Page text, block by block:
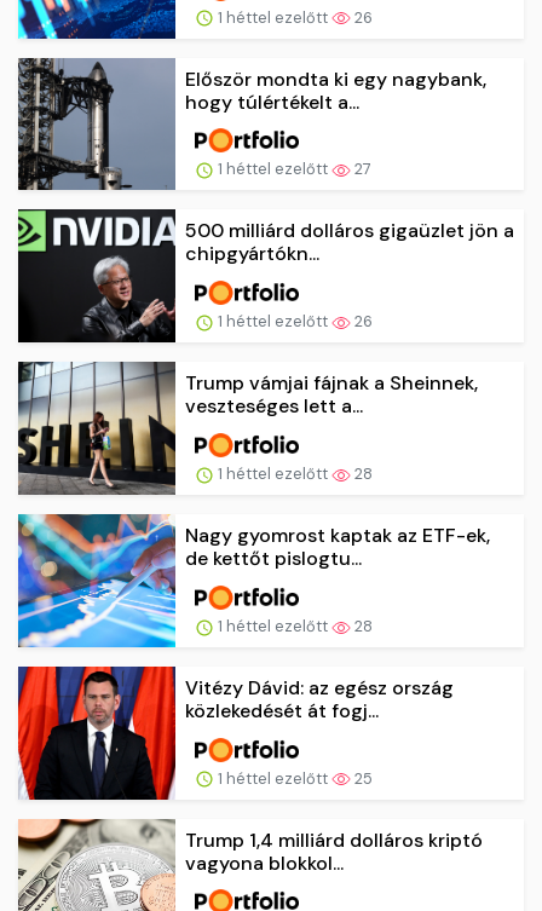
1 héttel ezelőtt 26
Először mondta ki egy nagybank,
hogy túlértékelt a...
1 héttel ezelőtt 27
500 milliárd dolláros gigaüzlet jön a
chipgyártókn...
1 héttel ezelőtt 26
Trump vámjai fájnak a Sheinnek,
veszteséges lett a...
1 héttel ezelőtt 28
Nagy gyomrost kaptak az ETF-ek,
de kettőt pislogtu...
1 héttel ezelőtt 28
Vitézy Dávid: az egész ország
közlekedését át fogj...
1 héttel ezelőtt 25
Trump 1,4 milliárd dolláros kriptó
vagyona blokkol...